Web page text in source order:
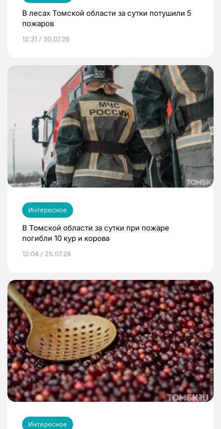
В лесах Томской области за сутки потушили 5
пожаров
12:31 / 30.07.26
Интересное
В Томской области за сутки при пожаре
погибли 10 кур и корова
12:04 / 25.07.26
Интересное